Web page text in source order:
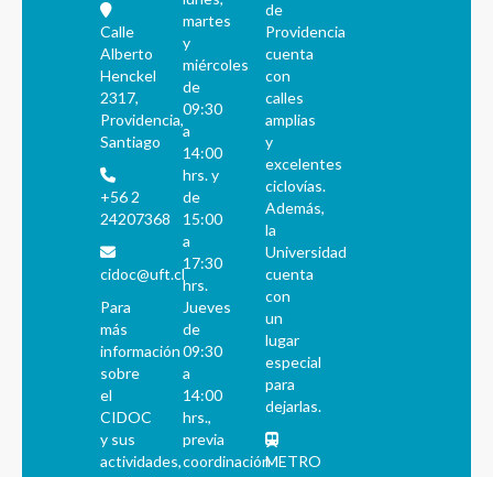
Calle
Alberto
Henckel
2317,
Providencia,
Santiago
+56 2
24207368
cidoc@uft.cl
Para
más
información
sobre
el
CIDOC
y sus
actividades,
martes
y
miércoles
de
09:30
a
14:00
hrs. y
de
15:00
a
17:30
hrs.
Jueves
de
09:30
a
14:00
hrs.,
previa
coordinación
de
Providencia
cuenta
con
calles
amplias
y
excelentes
ciclovías.
Además,
la
Universidad
cuenta
con
un
lugar
especial
para
dejarlas.
METRO